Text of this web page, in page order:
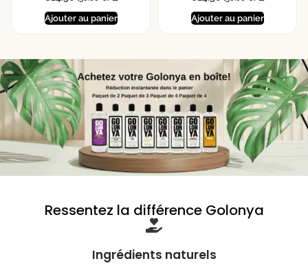
Ajouter au panier Ajouter au panier
Ressentez la différence Golonya
Ingrédients naturels